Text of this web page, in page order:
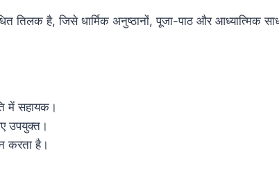
तिलक है, जिसे धार्मिक अनुष्ठानों, पूजा-पाठ और आध्यात्मिक
में सहायक।
उपयुक्त।
करता है।